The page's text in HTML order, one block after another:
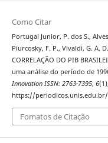
Como Citar
Portugal Junior, P. dos S.,
Piurcosky, F. P., Vivaldi, G. A.
CORRELAÇÃO DO PIB
uma análise do período de
Innovation ISSN: 2763-7395, 6
https://
Fomatos de Citação